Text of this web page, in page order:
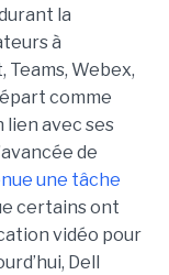
la
à
Webex,
comme
avec ses
de
une tâche
certains ont
vidéo pour
Dell